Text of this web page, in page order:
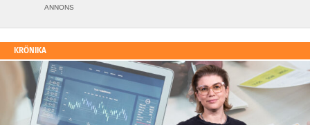
ANNONS
KRÖNIKA